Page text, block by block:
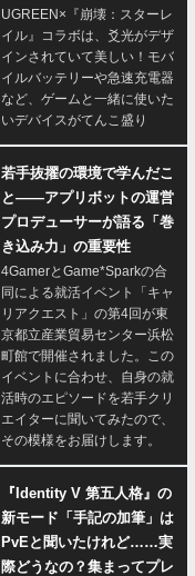
UGREEN×『崩壊：スターレ
イル』コラボは、爻光がデザ
インされていて美しい！モバ
イルバッテリーや急速充電器
など、ゲームと一緒に使いた
いデバイスがてんこ盛り
若手抜擢の環境で学んだこ
と――アプリボットの運営
プロデューサーが語る「巻
き込み力」の重要性
4GamerとGame*Sparkの合
同による就活イベント「キャ
リアクエスト」の第4回が東
京都立産業貿易センター浜松
町館で開催されました。この
イベントに合わせ、自身の就
活時のエピソードを若手クリ
エイターに聞いてみたので、
その模様をお届けします。
『Identity V 第五人格』の
新モード「手記の加筆」は
PvEと聞いたけれど……実
際どうなの？集まってプレ